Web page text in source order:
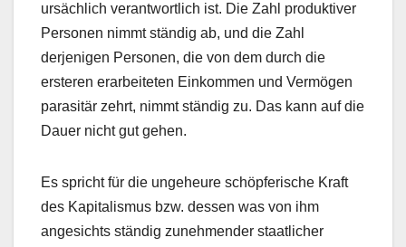
ursächlich verantwortlich ist. Die Zahl produktiver
Personen nimmt ständig ab, und die Zahl
derjenigen Personen, die von dem durch die
ersteren erarbeiteten Einkommen und Vermögen
parasitär zehrt, nimmt ständig zu. Das kann auf die
Dauer nicht gut gehen.
Es spricht für die ungeheure schöpferische Kraft
des Kapitalismus bzw. dessen was von ihm
angesichts ständig zunehmender staatlicher